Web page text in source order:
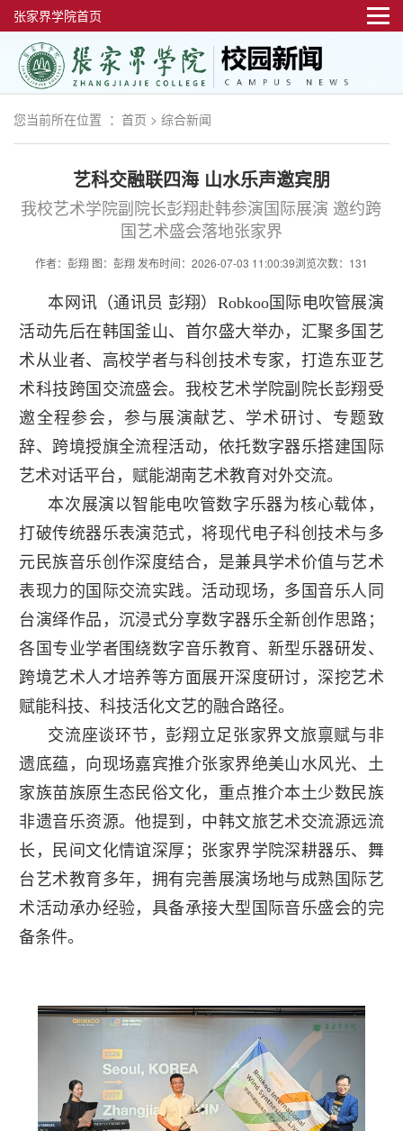
张家界学院首页
您当前所在位置 ： 首页 > 综合新闻
艺科交融联四海 山水乐声邀宾朋
我校艺术学院副院长彭翔赴韩参演国际展演 邀约跨
国艺术盛会落地张家界
作者：彭翔 图：彭翔 发布时间：2026-07-03 11:00:39浏览次数：131
本网讯（通讯员 彭翔）Robkoo国际电吹管展演
活动先后在韩国釜山、首尔盛大举办，汇聚多国艺
术从业者、高校学者与科创技术专家，打造东亚艺
术科技跨国交流盛会。我校艺术学院副院长彭翔受
邀全程参会，参与展演献艺、学术研讨、专题致
辞、跨境授旗全流程活动，依托数字器乐搭建国际
艺术对话平台，赋能湖南艺术教育对外交流。
本次展演以智能电吹管数字乐器为核心载体，
打破传统器乐表演范式，将现代电子科创技术与多
元民族音乐创作深度结合，是兼具学术价值与艺术
表现力的国际交流实践。活动现场，多国音乐人同
台演绎作品，沉浸式分享数字器乐全新创作思路；
各国专业学者围绕数字音乐教育、新型乐器研发、
跨境艺术人才培养等方面展开深度研讨，深挖艺术
赋能科技、科技活化文艺的融合路径。
交流座谈环节，彭翔立足张家界文旅禀赋与非
遗底蕴，向现场嘉宾推介张家界绝美山水风光、土
家族苗族原生态民俗文化，重点推介本土少数民族
非遗音乐资源。他提到，中韩文旅艺术交流源远流
长，民间文化情谊深厚；张家界学院深耕器乐、舞
台艺术教育多年，拥有完善展演场地与成熟国际艺
术活动承办经验，具备承接大型国际音乐盛会的完
备条件。